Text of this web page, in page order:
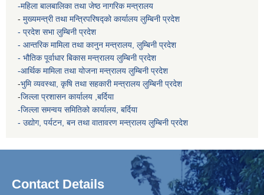
-महिला बालबालिका तथा जेष्ठ नागरिक मन्त्रालय
- मुख्यमन्त्री तथा मन्त्रिपरिषद्को कार्यालय लुम्बिनी प्रदेश
- प्रदेश सभा लुम्बिनी प्रदेश
- आन्तरिक मामिला तथा कानुन मन्त्रालय, लुम्बिनी प्रदेश
- भौतिक पूर्वाधार बिकास मन्त्रालय लुम्बिनी प्रदेश
-आर्थिक मामिला तथा योजना मन्त्रालय लुम्बिनी प्रदेश
-भुमि व्यवस्था, कृषि तथा सहकारी मन्त्रालय लुम्बिनी प्रदेश
-जिल्ला प्रशासन कार्यालय ,बर्दिया
-जिल्ला समन्वय समितिको कार्यालय, बर्दिया
- उद्योग, पर्यटन, बन तथा वातावरण मन्त्रालय लुम्बिनी प्रदेश
Contact Details